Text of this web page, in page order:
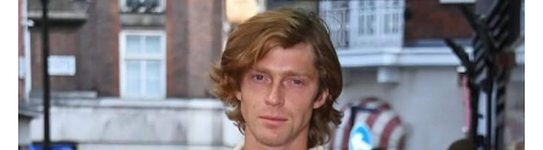
Международный
профессиональный
конкурс НОПРИЗ на
лучший проект